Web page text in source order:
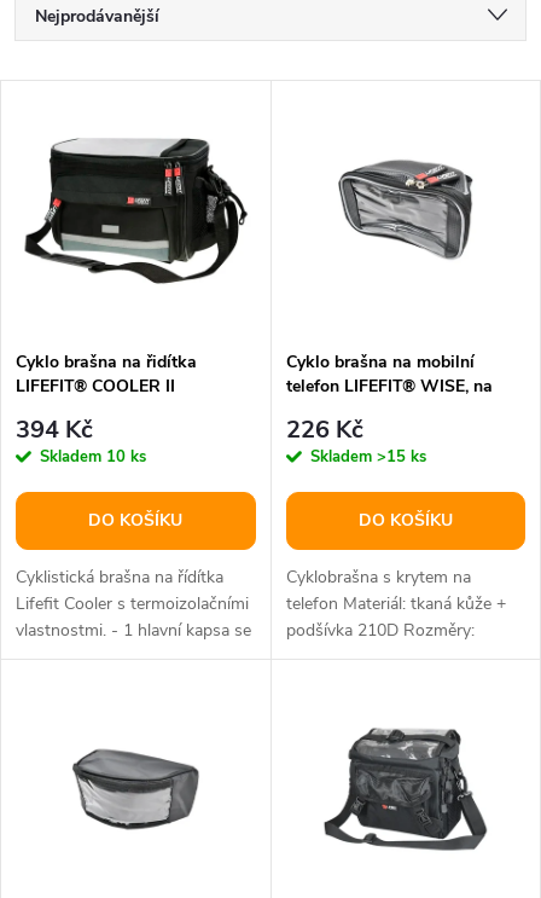
Ř
a
n
p
r
o
d
u
Nejprodávanější
Abecedně
p
s
p
r
o
d
u
Cyklo brašna na řidítka
LIFEFIT® COOLER II
394 Kč
Skladem 10 ks
DO KOŠÍKU
Cyklistická brašna na řídítka
Lifefit Cooler s termoizolačními
vlastnostmi. - 1 hlavní kapsa se
zapínáním na zip a...
Cyklo brašna na mobilní
telefon LIFEFIT® WISE, na
226 Kč
Skladem >15 ks
DO KOŠÍKU
Cyklobrašna s krytem na
telefon Materiál: tkaná kůže +
podšívka 210D Rozměry:
ŠxDxV 11x9x19 cm